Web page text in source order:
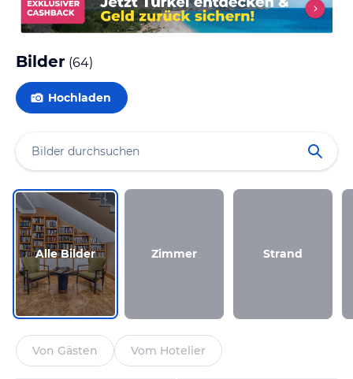
Bilder (64)
Hochladen
Alle Bilder Zimmer Strand
Von Gästen Vom Hotelier